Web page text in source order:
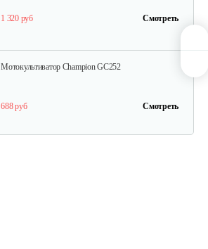
1 320 руб Смотреть
Мотокультиватор Champion GC252
688 руб Смотреть